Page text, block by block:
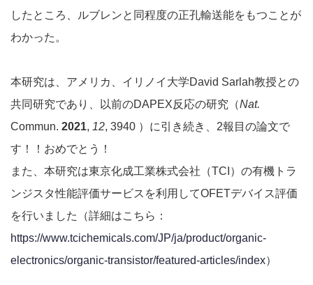
したところ、ルブレンと同程度の正孔輸送能をもつことが
わかった。
本研究は、アメリカ、イリノイ大学David Sarlah教授との
共同研究であり、以前のDAPEX反応の研究（Nat.
Commun. 2021, 12, 3940 ）に引き続き、2報目の論文で
す！！おめでとう！
また、本研究は東京化成工業株式会社（TCI）の有機トラ
ンジスタ性能評価サービスを利用してOFETデバイス評価
を行いました（詳細はこちら：
https://www.tcichemicals.com/JP/ja/product/organic-
electronics/organic-transistor/featured-articles/index）